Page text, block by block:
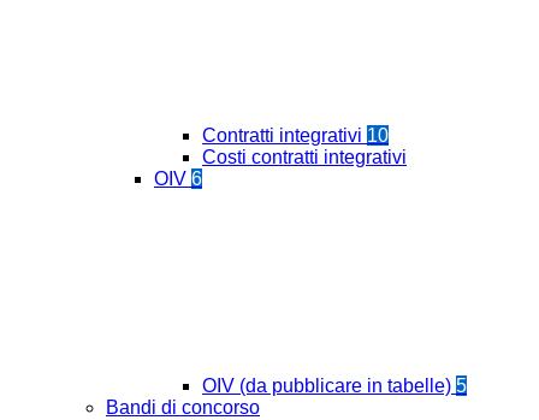
Contratti integrativi 10
Costi contratti integrativi
OIV 6
OIV (da pubblicare in tabelle) 5
Bandi di concorso